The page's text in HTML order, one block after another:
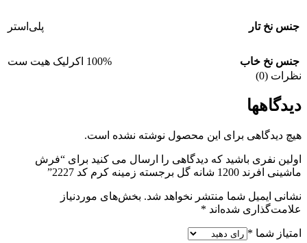
جنس نخ تار پلی‌استر
جنس نخ خاب
100% اکرلیک هیت ست
نظرات (0)
دیدگاهها
هیچ دیدگاهی برای این محصول نوشته نشده است.
اولین نفری باشید که دیدگاهی را ارسال می کنید برای “فرش
ماشینی افرند 1200 شانه گل برجسته زمینه کرم کد 2227”
نشانی ایمیل شما منتشر نخواهد شد. بخش‌های موردنیاز
علامت‌گذاری شده‌اند *
امتیاز شما *